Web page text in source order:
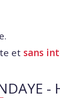
et sans
-